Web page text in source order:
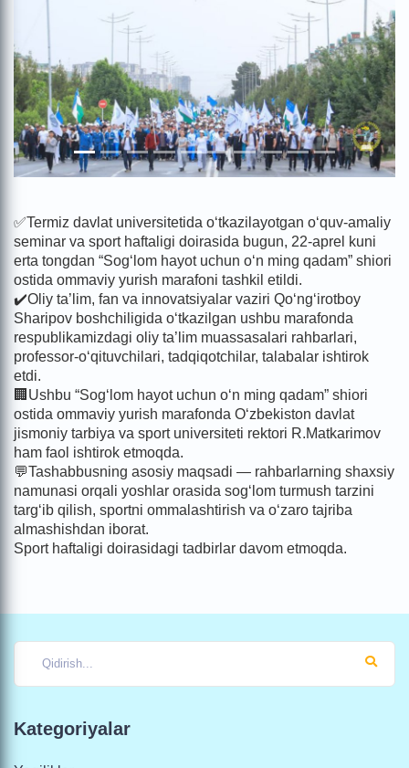
✅Termiz davlat universitetida o‘tkazilayotgan o‘quv-amaliy
seminar va sport haftaligi doirasida bugun, 22-aprel kuni
erta tongdan “Sog‘lom hayot uchun o‘n ming qadam” shiori
ostida ommaviy yurish marafoni tashkil etildi.
✔️Oliy ta’lim, fan va innovatsiyalar vaziri Qo‘ng‘irotboy
Sharipov boshchiligida o‘tkazilgan ushbu marafonda
respublikamizdagi oliy ta’lim muassasalari rahbarlari,
professor-oʻqituvchilari, tadqiqotchilar, talabalar ishtirok
etdi.
🏢Ushbu “Sog‘lom hayot uchun o‘n ming qadam” shiori
ostida ommaviy yurish marafonda O‘zbekiston davlat
jismoniy tarbiya va sport universiteti rektori R.Matkarimov
ham faol ishtirok etmoqda.
💬Tashabbusning asosiy maqsadi — rahbarlarning shaxsiy
namunasi orqali yoshlar orasida sog‘lom turmush tarzini
targ‘ib qilish, sportni ommalashtirish va o‘zaro tajriba
almashishdan iborat.
Sport haftaligi doirasidagi tadbirlar davom etmoqda.
Kategoriyalar